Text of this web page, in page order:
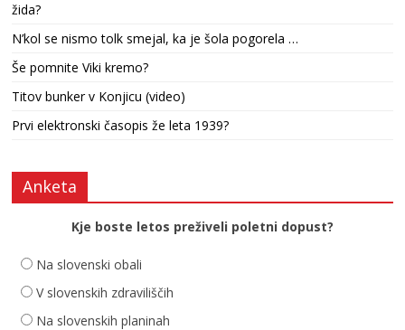
žida?
N’kol se nismo tolk smejal, ka je šola pogorela …
Še pomnite Viki kremo?
Titov bunker v Konjicu (video)
Prvi elektronski časopis že leta 1939?
Anketa
Kje boste letos preživeli poletni dopust?
Na slovenski obali
V slovenskih zdraviliščih
Na slovenskih planinah